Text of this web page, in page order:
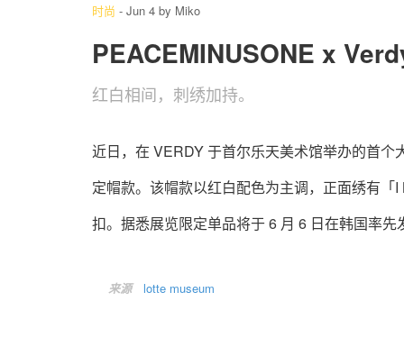
时尚 - Jun 4 by Miko
PEACEMINUSONE x
红白相间，刺绣加持。
近日，在 VERDY 于首尔乐天美术馆举办的首
定帽款。该帽款以红白配色为主调，正面绣有
扣。据悉展览限定单品将于 6 月 6 日在韩国率先
来源 lotte museum